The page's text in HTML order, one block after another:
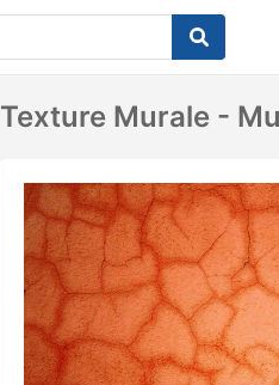
Texture Murale -